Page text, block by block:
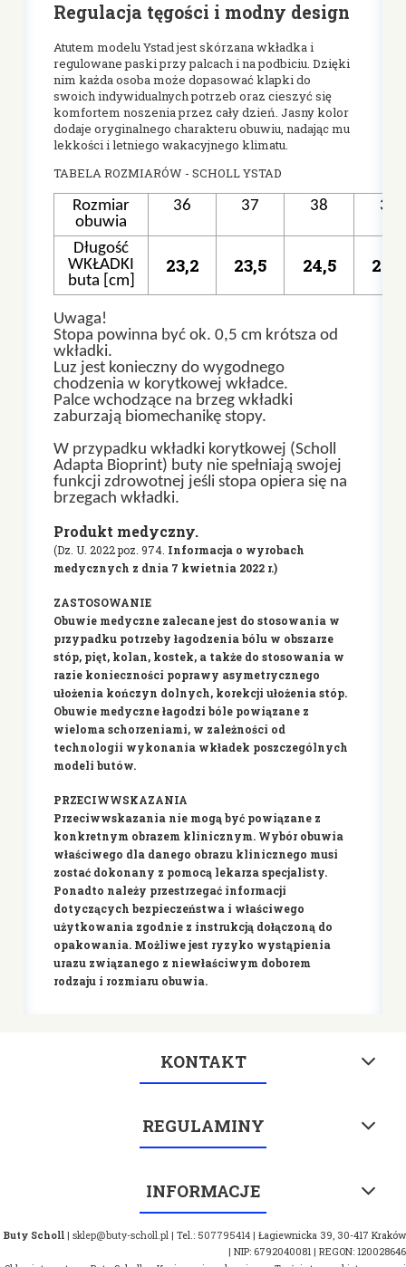
Regulacja tęgości i modny design
Atutem modelu Ystad jest skórzana wkładka i
regulowane paski przy palcach i na podbiciu. Dzięki
nim każda osoba może dopasować klapki do
swoich indywidualnych potrzeb oraz cieszyć się
komfortem noszenia przez cały dzień. Jasny kolor
dodaje oryginalnego charakteru obuwiu, nadając mu
lekkości i letniego wakacyjnego klimatu.
TABELA ROZMIARÓW - SCHOLL YSTAD
Rozmiar
obuwia
36 37 38 39
Długość
WKŁADKI
buta [cm]
23,2 23,5 24,5 25,0
Uwaga!
Stopa powinna być ok. 0,5 cm krótsza od
wkładki.
Luz jest konieczny do wygodnego
chodzenia w korytkowej wkładce.
Palce wchodzące na brzeg wkładki
zaburzają biomechanikę stopy.
W przypadku wkładki korytkowej (Scholl
Adapta Bioprint) buty nie spełniają swojej
funkcji zdrowotnej jeśli stopa opiera się na
brzegach wkładki.
Produkt medyczny.
(Dz. U. 2022 poz. 974. Informacja o wyrobach
medycznych z dnia 7 kwietnia 2022 r.)
ZASTOSOWANIE
Obuwie medyczne zalecane jest do stosowania w
przypadku potrzeby łagodzenia bólu w obszarze
stóp, pięt, kolan, kostek, a także do stosowania w
razie konieczności poprawy asymetrycznego
ułożenia kończyn dolnych, korekcji ułożenia stóp.
Obuwie medyczne łagodzi bóle powiązane z
wieloma schorzeniami, w zależności od
technologii wykonania wkładek poszczególnych
modeli butów.
PRZECIWWSKAZANIA
Przeciwwskazania nie mogą być powiązane z
konkretnym obrazem klinicznym. Wybór obuwia
właściwego dla danego obrazu klinicznego musi
zostać dokonany z pomocą lekarza specjalisty.
Ponadto należy przestrzegać informacji
dotyczących bezpieczeństwa i właściwego
użytkowania zgodnie z instrukcją dołączoną do
opakowania. Możliwe jest ryzyko wystąpienia
urazu związanego z niewłaściwym doborem
rodzaju i rozmiaru obuwia.
KONTAKT
REGULAMINY
INFORMACJE
Buty Scholl | sklep@buty-scholl.pl | Tel.: 507795414 | Łagiewnicka 39, 30-417 Kraków
| NIP: 6792040081 | REGON: 120028646